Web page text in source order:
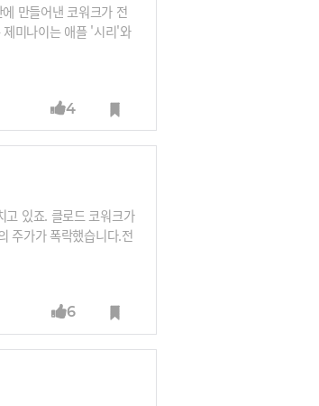
만들어낸 코워크가 전
미나이는 애플 '시리'와
업 전쟁을 어떻게 바
4
고 있죠. 클로드 코워크가
주가가 폭락했습니다.전
가 있습니다. 제미나이
6